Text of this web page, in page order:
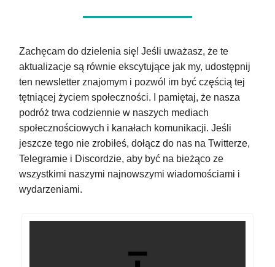
Zachęcam do dzielenia się! Jeśli uważasz, że te
aktualizacje są równie ekscytujące jak my, udostępnij
ten newsletter znajomym i pozwól im być częścią tej
tętniącej życiem społeczności. I pamiętaj, że nasza
podróż trwa codziennie w naszych mediach
społecznościowych i kanałach komunikacji. Jeśli
jeszcze tego nie zrobiłeś, dołącz do nas na Twitterze,
Telegramie i Discordzie, aby być na bieżąco ze
wszystkimi naszymi najnowszymi wiadomościami i
wydarzeniami.